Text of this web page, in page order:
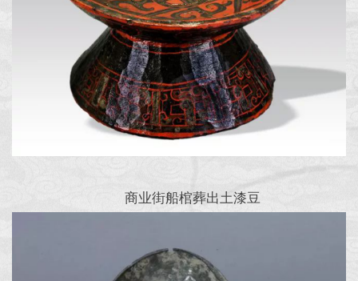
商业街船棺葬出土漆豆